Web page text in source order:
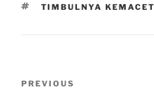
TAGS
TIMBULNYA
Previous
PREVIOUS